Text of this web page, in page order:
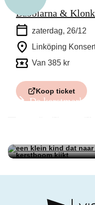
Babblarna &
zaterdag, 26/12
Linköping
Van 385 kr
Koop ticket
De